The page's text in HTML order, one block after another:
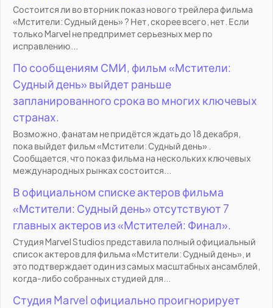
Состоится ли во вторник показ нового трейлера фильма
«Мстители: Судный день» ? Нет, скорее всего, нет. Если
только Marvel не предпримет серьезных мер по
исправлению...
По сообщениям СМИ, фильм «Мстители:
Судный день» выйдет раньше
запланированного срока во многих ключевых
странах.
Возможно, фанатам не придётся ждать до 18 декабря,
пока выйдет фильм «Мстители: Судный день» .
Сообщается, что показ фильма на нескольких ключевых
международных рынках состоится...
В официальном списке актеров фильма
«Мстители: Судный день» отсутствуют 7
главных актеров из «Мстителей: Финал».
Студия Marvel Studios представила полный официальный
список актеров для фильма «Мстители: Судный день», и
это подтверждает один из самых масштабных ансамблей,
когда-либо собранных студией для...
Студия Marvel официально проигнорирует